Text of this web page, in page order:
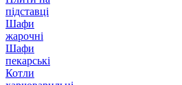
підставці
Шафи
жарочні
Шафи
пекарські
Котли